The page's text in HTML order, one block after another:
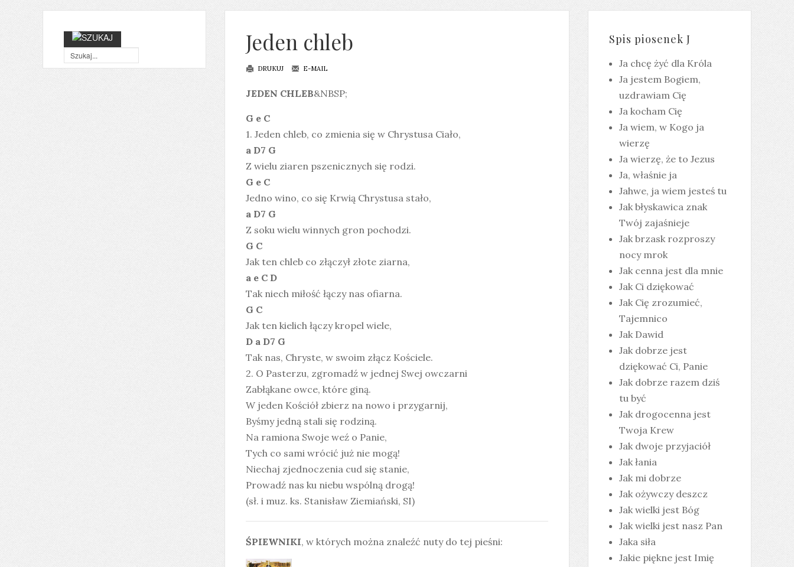
Jeden chleb
DRUKUJ E-MAIL
JEDEN CHLEB&NBSP;
G e C
1. Jeden chleb, co zmienia się w Chrystusa Ciało,
a D7 G
Z wielu ziaren pszenicznych się rodzi.
G e C
Jedno wino, co się Krwią Chrystusa stało,
a D7 G
Z soku wielu winnych gron pochodzi.
G C
Jak ten chleb co złączył złote ziarna,
a e C D
Tak niech miłość łączy nas ofiarna.
G C
Jak ten kielich łączy kropel wiele,
D a D7 G
Tak nas, Chryste, w swoim złącz Kościele.
2. O Pasterzu, zgromadź w jednej Swej owczarni
Zabłąkane owce, które giną.
W jeden Kościół zbierz na nowo i przygarnij,
Byśmy jedną stali się rodziną.
Na ramiona Swoje weź o Panie,
Tych co sami wrócić już nie mogą!
Niechaj zjednoczenia cud się stanie,
Prowadź nas ku niebu wspólną drogą!
(sł. i muz. ks. Stanisław Ziemiański, SI)
ŚPIEWNIKI, w których można znaleźć nuty do tej pieśni:
Spis piosenek J
Ja chcę żyć dla Króla
Ja jestem Bogiem,
uzdrawiam Cię
Ja kocham Cię
Ja wiem, w Kogo ja
wierzę
Ja wierzę, że to Jezus
Ja, właśnie ja
Jahwe, ja wiem jesteś tu
Jak błyskawica znak
Twój zajaśnieje
Jak brzask rozproszy
nocy mrok
Jak cenna jest dla mnie
Jak Ci dziękować
Jak Cię zrozumieć,
Tajemnico
Jak Dawid
Jak dobrze jest
dziękować Ci, Panie
Jak dobrze razem dziś
tu być
Jak drogocenna jest
Twoja Krew
Jak dwoje przyjaciół
Jak łania
Jak mi dobrze
Jak ożywczy deszcz
Jak wielki jest Bóg
Jak wielki jest nasz Pan
Jaka siła
Jakie piękne jest Imię